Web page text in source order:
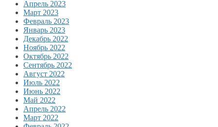
Апрель 2023
Март 2023
Февраль 2023
Январь 2023
Декабрь 2022
Ноябрь 2022
Октябрь 2022
Сентябрь 2022
Август 2022
Июль 2022
Июнь 2022
Май 2022
Апрель 2022
Март 2022